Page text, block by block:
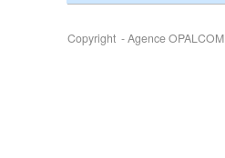
Copyright - Agence OPALCOM